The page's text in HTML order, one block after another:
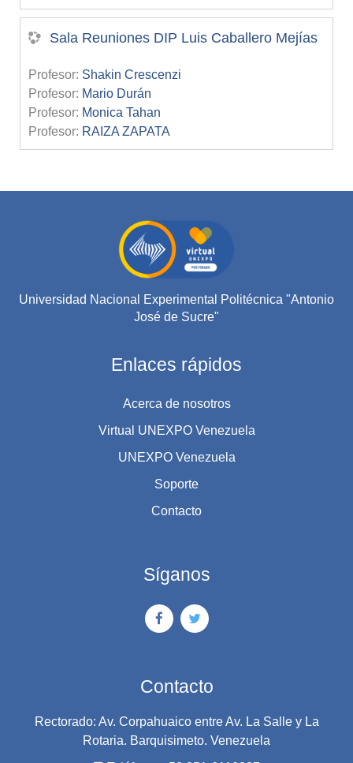
Sala Reuniones DIP Luis Caballero Mejías
Profesor: Shakin Crescenzi
Profesor: Mario Durán
Profesor: Monica Tahan
Profesor: RAIZA ZAPATA
Universidad Nacional Experimental Politécnica "Antonio
José de Sucre"
Enlaces rápidos
Acerca de nosotros
Virtual UNEXPO Venezuela
UNEXPO Venezuela
Soporte
Contacto
Síganos
Contacto
Rectorado: Av. Corpahuaico entre Av. La Salle y La
Rotaria. Barquisimeto. Venezuela